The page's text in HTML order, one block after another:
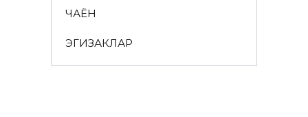
ЧАЁН
ЭГИЗАКЛАР